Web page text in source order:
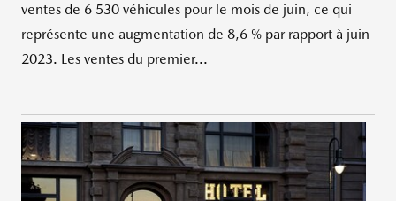
ventes de 6 530 véhicules pour le mois de juin, ce qui
représente une augmentation de 8,6 % par rapport à juin
2023. Les ventes du premier...